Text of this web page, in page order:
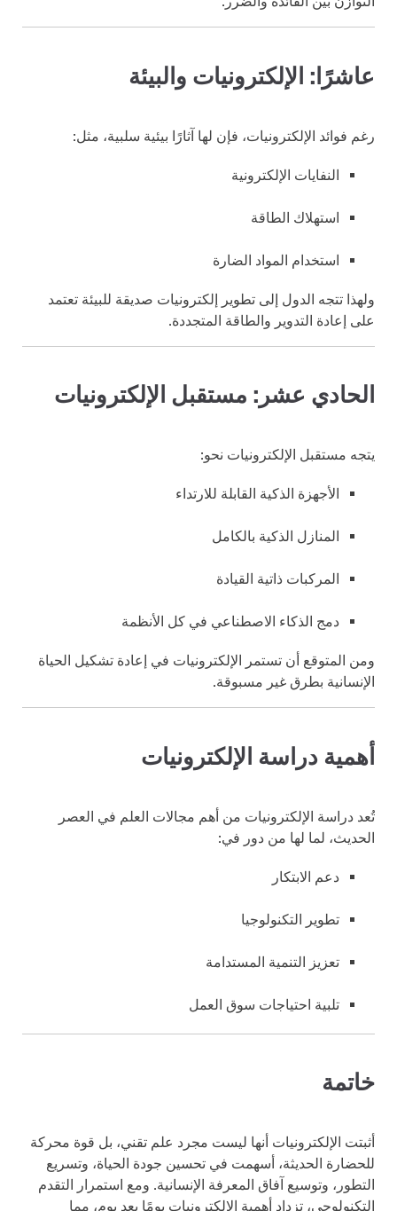
عاشرًا: الإلكترونيات والبيئة
رغم فوائد الإلكترونيات، فإن لها آثارًا بيئية سلبية، مثل:
النفايات الإلكترونية
استهلاك الطاقة
استخدام المواد الضارة
ولهذا تتجه الدول إلى تطوير إلكترونيات صديقة للبيئة تعتمد
على إعادة التدوير والطاقة المتجددة.
الحادي عشر: مستقبل الإلكترونيات
يتجه مستقبل الإلكترونيات نحو:
الأجهزة الذكية القابلة للارتداء
المنازل الذكية بالكامل
المركبات ذاتية القيادة
دمج الذكاء الاصطناعي في كل الأنظمة
ومن المتوقع أن تستمر الإلكترونيات في إعادة تشكيل الحياة
الإنسانية بطرق غير مسبوقة.
أهمية دراسة الإلكترونيات
تُعد دراسة الإلكترونيات من أهم مجالات العلم في العصر
الحديث، لما لها من دور في:
دعم الابتكار
تطوير التكنولوجيا
تعزيز التنمية المستدامة
تلبية احتياجات سوق العمل
خاتمة
أثبتت الإلكترونيات أنها ليست مجرد علم تقني، بل قوة محركة
للحضارة الحديثة، أسهمت في تحسين جودة الحياة، وتسريع
التطور، وتوسيع آفاق المعرفة الإنسانية. ومع استمرار التقدم
التكنولوجي، تزداد أهمية الإلكترونيات يومًا بعد يوم، مما